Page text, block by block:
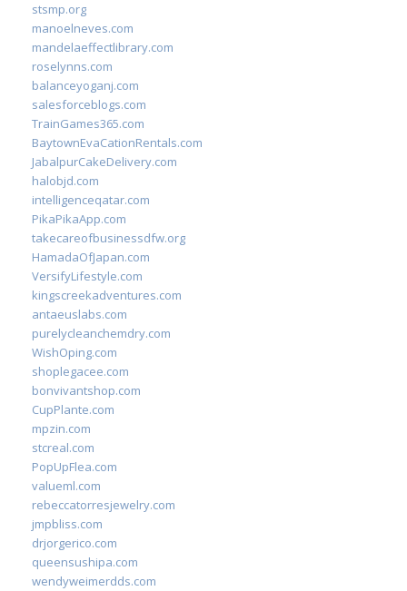
stsmp.org
manoelneves.com
mandelaeffectlibrary.com
roselynns.com
balanceyoganj.com
salesforceblogs.com
TrainGames365.com
BaytownEvaCationRentals.com
JabalpurCakeDelivery.com
halobjd.com
intelligenceqatar.com
PikaPikaApp.com
takecareofbusinessdfw.org
HamadaOfJapan.com
VersifyLifestyle.com
kingscreekadventures.com
antaeuslabs.com
purelycleanchemdry.com
WishOping.com
shoplegacee.com
bonvivantshop.com
CupPlante.com
mpzin.com
stcreal.com
PopUpFlea.com
valueml.com
rebeccatorresjewelry.com
jmpbliss.com
drjorgerico.com
queensushipa.com
wendyweimerdds.com